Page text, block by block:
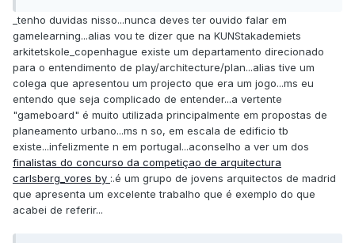
_tenho duvidas nisso...nunca deves ter ouvido falar em
gamelearning...alias vou te dizer que na KUNStakademiets
arkitetskole_copenhague existe um departamento direcionado
para o entendimento de play/architecture/plan...alias tive um
colega que apresentou um projecto que era um jogo...ms eu
entendo que seja complicado de entender...a vertente
"gameboard" é muito utilizada principalmente em propostas de
planeamento urbano...ms n so, em escala de edificio tb
existe...infelizmente n em portugal...aconselho a ver um dos
finalistas do concurso da competiçao de arquitectura
carlsberg_vores by :.é um grupo de jovens arquitectos de madrid
que apresenta um excelente trabalho que é exemplo do que
acabei de referir...